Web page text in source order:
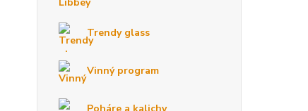
Trendy glass
Vinný program